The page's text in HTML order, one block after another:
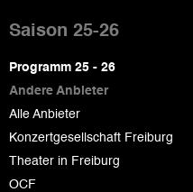
de
page
Saison 25-26
Programm 25 - 26
Andere Anbieter
Alle Anbieter
Konzertgesellschaft Freiburg
Theater in Freiburg
OCF